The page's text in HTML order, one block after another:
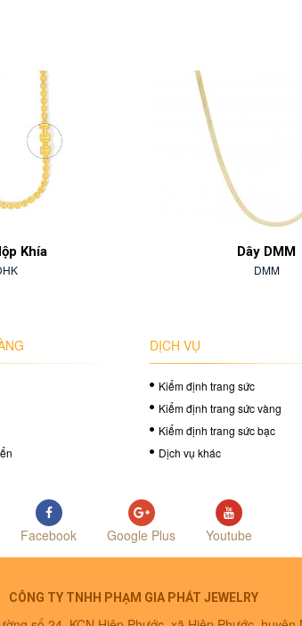
Khía Dây DMM
DMM
DỊCH VỤ
Kiểm định trang sức
Kiểm định trang sức vàng
Kiểm định trang sức bạc
Dịch vụ khác
Facebook Google Plus Youtube
CÔNG TY TNHH PHẠM GIA PHÁT JEWELRY